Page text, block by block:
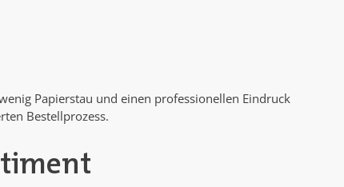
Papierstau und einen professionellen Eindruck
Bestellprozess.